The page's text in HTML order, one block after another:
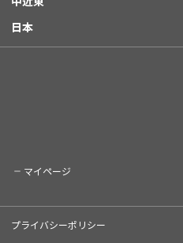
日本
マイページ
プライバシーポリシー